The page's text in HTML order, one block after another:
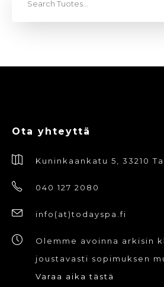
Ota yhteyttä
Kuninkaankatu 5, 33210
040 127 2080
info(at)todayspa.fi
Olemme avoinna arkisin
joustavasti sopimuksen
Varaa aika tästä